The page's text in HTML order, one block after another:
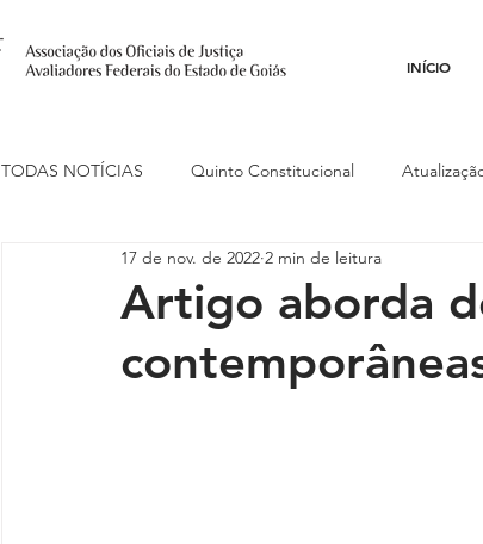
INÍCIO
TODAS NOTÍCIAS Quinto Constitucional
Ações Judiciais Carreira Conojaf
Indenização de Transporte Isenção
Artigo aborda
17 de nov. de 2022 2 min de leitura